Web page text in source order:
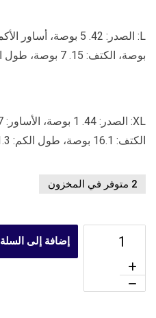
بوصة، الكتف: 15. 7 بوصة، طول الكم: 10. 8 بوصة
الكتف: 16.1 بوصة، طول الكم: 11.3 بوصة
2 متوفر في المخزون
إضافة إلى السلة